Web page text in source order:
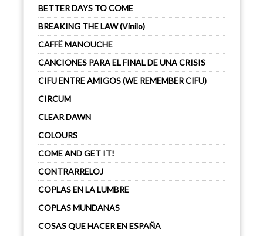
BETTER DAYS TO COME
BREAKING THE LAW (Vinilo)
CAFFË MANOUCHE
CANCIONES PARA EL FINAL DE UNA CRISIS
CIFU ENTRE AMIGOS (WE REMEMBER CIFU)
CIRCUM
CLEAR DAWN
COLOURS
COME AND GET IT!
CONTRARRELOJ
COPLAS EN LA LUMBRE
COPLAS MUNDANAS
COSAS QUE HACER EN ESPAÑA